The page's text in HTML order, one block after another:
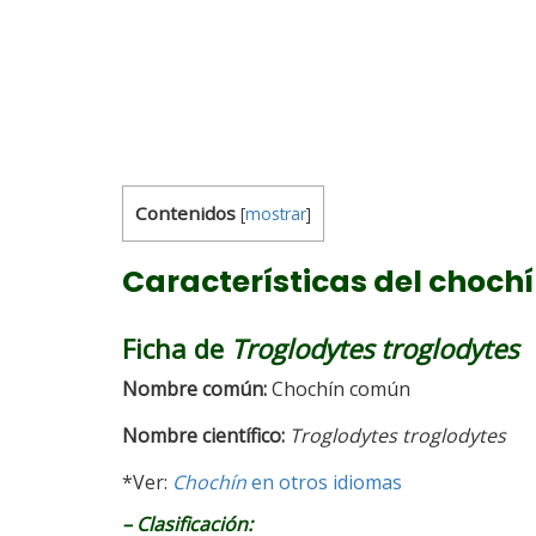
Contenidos [mostrar]
Características del
Ficha de Troglodytes troglodytes
Nombre común:Chochín común
Nombre científico: Troglodytes troglodytes
*Ver: Chochínen otros idiomas
– Clasificación: